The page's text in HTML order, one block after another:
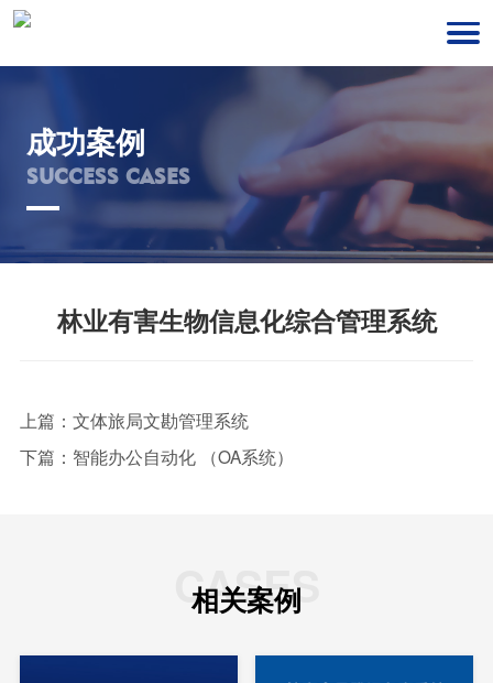
成功案例
SUCCESS CASES
林业有害生物信息化综合管理系统
上篇： 文体旅局文勘管理系统
下篇： 智能办公自动化 （OA系统）
CASES
相关案例